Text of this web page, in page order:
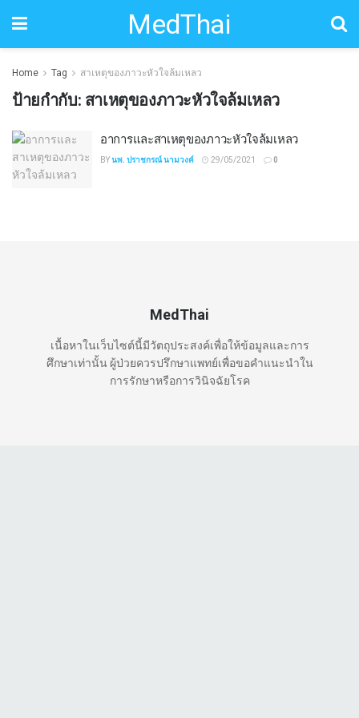
MedThai
Home Tag สาเหตุของภาวะหัวใจล้มเหลว
ป้ายกำกับ: สาเหตุของภาวะหัวใจล้มเหลว
อาการและสาเหตุของภาวะหัวใจล้มเหลว
BYนพ. ปราชกรณ์ นามวงค์ 29/05/2021 0
MedThai
เนื้อหาในเว็บไซต์นี้มีวัตถุประสงค์เพื่อให้ข้อมูลและการ
ศึกษาเท่านั้น ผู้ป่วยควรปรึกษาแพทย์เพื่อขอคำแนะนำใน
การรักษาหรือการวินิจฉัยโรค